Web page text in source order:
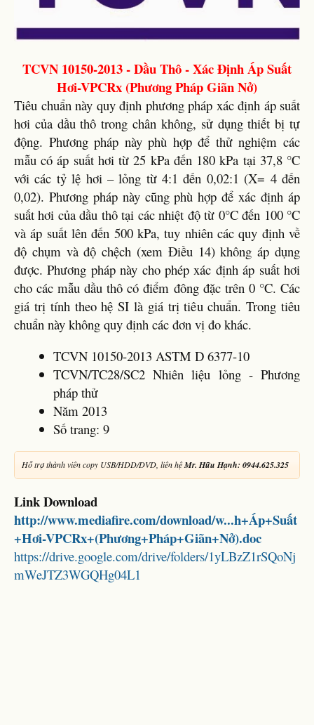
TCVN 10150-2013 - Dầu Thô - Xác Định Áp Suất
Hơi-VPCRx (Phương Pháp Giãn Nở)
Tiêu chuẩn này quy định phương pháp xác định áp suất
hơi của dầu thô trong chân không, sử dụng thiết bị tự
động. Phương pháp này phù hợp để thử nghiệm các
mẫu có áp suất hơi từ 25 kPa đến 180 kPa tại 37,8 °C
với các tỷ lệ hơi – lỏng từ 4:1 đến 0,02:1 (X= 4 đến
0,02). Phương pháp này cũng phù hợp để xác định áp
suất hơi của dầu thô tại các nhiệt độ từ 0°C đến 100 °C
và áp suất lên đến 500 kPa, tuy nhiên các quy định về
độ chụm và độ chệch (xem Điều 14) không áp dụng
được. Phương pháp này cho phép xác định áp suất hơi
cho các mẫu dầu thô có điểm đông đặc trên 0 °C. Các
giá trị tính theo hệ SI là giá trị tiêu chuẩn. Trong tiêu
chuẩn này không quy định các đơn vị đo khác.
TCVN 10150-2013 ASTM D 6377-10
TCVN/TC28/SC2 Nhiên liệu lỏng - Phương
pháp thử
Năm 2013
Số trang: 9
Hỗ trợ thành viên copy USB/HDD/DVD, liên hệMr. Hữu Hạnh: 0944.625.325
Link Download
http://www.mediafire.com/download/w...h+Áp+Suất
+Hơi-VPCRx+(Phương+Pháp+Giãn+Nở).doc
https://drive.google.com/drive/folders/1yLBzZ1rSQoNj
mWeJTZ3WGQHg04L1